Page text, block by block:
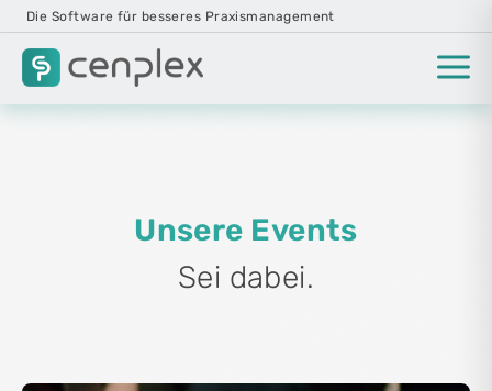
Die Software für besseres Praxismanagement
Unsere Events
Sei dabei.